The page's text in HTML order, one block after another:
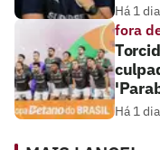
Há 1 dia
fora
Há 1 dia